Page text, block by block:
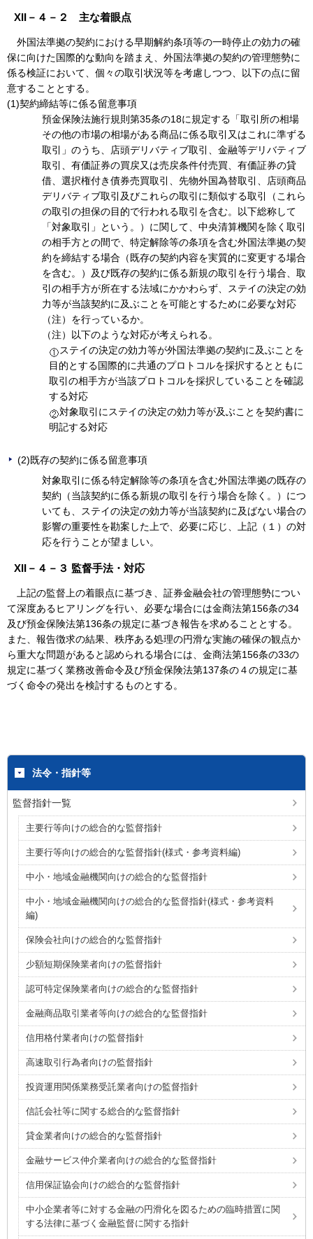
XII－４－２ 主な着眼点
外国法準拠の契約における早期解約条項等の一時停止の効力の確
保に向けた国際的な動向を踏まえ、外国法準拠の契約の管理態勢に
係る検証において、個々の取引状況等を考慮しつつ、以下の点に留
意することとする。
(1)契約締結等に係る留意事項
預金保険法施行規則第35条の18に規定する「取引所の相場
その他の市場の相場がある商品に係る取引又はこれに準ずる
取引」のうち、店頭デリバティブ取引、金融等デリバティブ
取引、有価証券の買戻又は売戻条件付売買、有価証券の貸
借、選択権付き債券売買取引、先物外国為替取引、店頭商品
デリバティブ取引及びこれらの取引に類似する取引（これら
の取引の担保の目的で行われる取引を含む。以下総称して
「対象取引」という。）に関して、中央清算機関を除く取引
の相手方との間で、特定解除等の条項を含む外国法準拠の契
約を締結する場合（既存の契約内容を実質的に変更する場合
を含む。）及び既存の契約に係る新規の取引を行う場合、取
引の相手方が所在する法域にかかわらず、ステイの決定の効
力等が当該契約に及ぶことを可能とするために必要な対応
（注）を行っているか。
（注）以下のような対応が考えられる。
ステイの決定の効力等が外国法準拠の契約に及ぶことを
目的とする国際的に共通のプロトコルを採択するとともに
取引の相手方が当該プロトコルを採択していることを確認
する対応
対象取引にステイの決定の効力等が及ぶことを契約書に
明記する対応
(2)既存の契約に係る留意事項
対象取引に係る特定解除等の条項を含む外国法準拠の既存の
契約（当該契約に係る新規の取引を行う場合を除く。）につ
いても、ステイの決定の効力等が当該契約に及ばない場合の
影響の重要性を勘案した上で、必要に応じ、上記（１）の対
応を行うことが望ましい。
XII－４－３ 監督手法・対応
上記の監督上の着眼点に基づき、証券金融会社の管理態勢につい
て深度あるヒアリングを行い、必要な場合には金商法第156条の34
及び預金保険法第136条の規定に基づき報告を求めることとする。
また、報告徴求の結果、秩序ある処理の円滑な実施の確保の観点か
ら重大な問題があると認められる場合には、金商法第156条の33の
規定に基づく業務改善命令及び預金保険法第137条の４の規定に基
づく命令の発出を検討するものとする。
法令・指針等
監督指針一覧
主要行等向けの総合的な監督指針
主要行等向けの総合的な監督指針(様式・参考資料編)
中小・地域金融機関向けの総合的な監督指針
中小・地域金融機関向けの総合的な監督指針(様式・参考資料
編)
保険会社向けの総合的な監督指針
少額短期保険業者向けの監督指針
認可特定保険業者向けの総合的な監督指針
金融商品取引業者等向けの総合的な監督指針
信用格付業者向けの監督指針
高速取引行為者向けの監督指針
投資運用関係業務受託業者向けの監督指針
信託会社等に関する総合的な監督指針
貸金業者向けの総合的な監督指針
金融サービス仲介業者向けの総合的な監督指針
信用保証協会向けの総合的な監督指針
中小企業者等に対する金融の円滑化を図るための臨時措置に関
する法律に基づく金融監督に関する指針